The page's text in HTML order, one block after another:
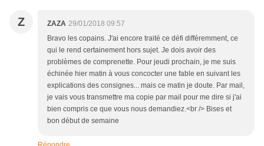
Z ZAZA 29/01/2018 09:57
Bravo les copains. J'ai encore traité ce défi différemment, ce
qui le rend certainement hors sujet. Je dois avoir des
problèmes de comprenette. Pour jeudi prochain, je me suis
échinée hier matin à vous concocter une fable en suivant les
explications des consignes... mais ce matin je doute. Par mail,
je vais vous transmettre ma copie par mail pour me dire si j'ai
bien compris ce que vous nous demandiez.<br /> Bises et
bon début de semaine